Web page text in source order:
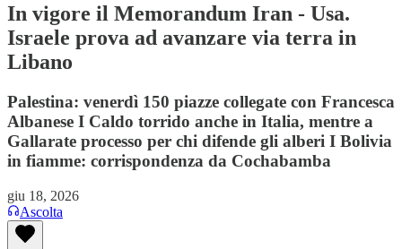
In vigore il Memorandum Iran - Usa.
Israele prova ad avanzare via terra in
Libano
Palestina: venerdì 150 piazze collegate con Francesca
Albanese I Caldo torrido anche in Italia, mentre a
Gallarate processo per chi difende gli alberi I Bolivia
in fiamme: corrispondenza da Cochabamba
giu 18, 2026
Ascolta